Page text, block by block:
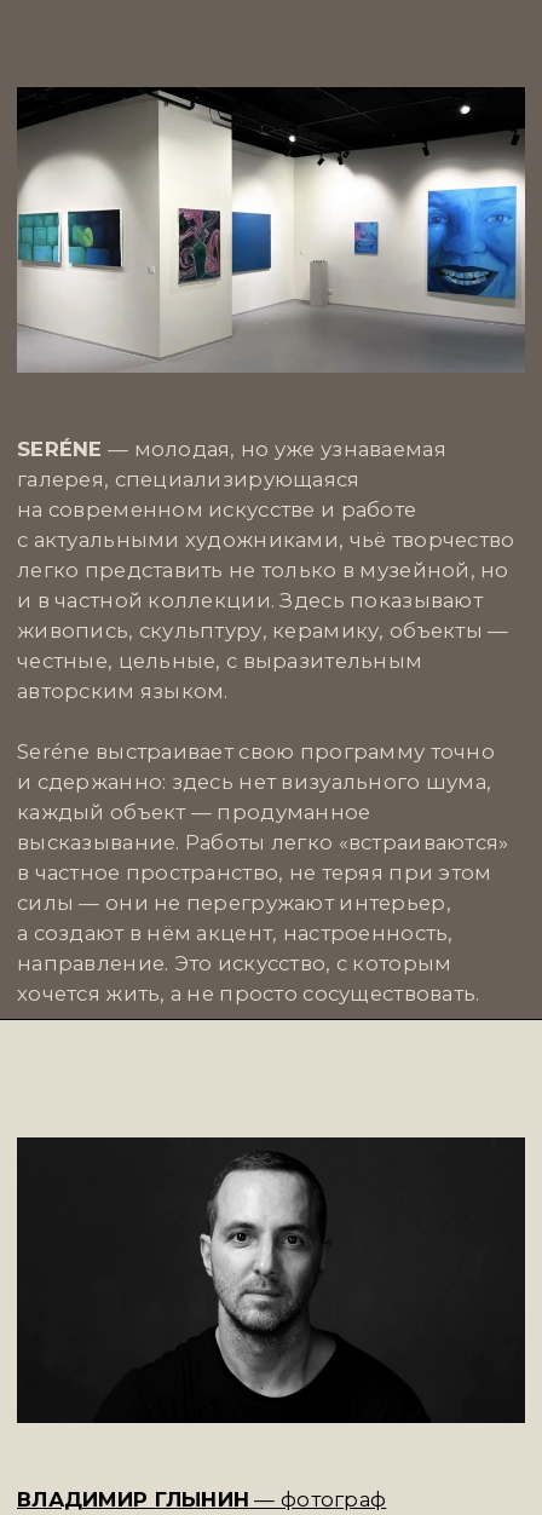
создаёт не просто
интерьеры — они формируют атмосферу,
в которой хочется жить, работать
глубокое понимание личности клиента
и искренняя забота о деталях: от света и цвета
до текстур и пропорций.
В их работах чувствуется сочетание тонкой
эстетики и практичности — здесь нет
и настроению. Suite Home Interiors смело
интерьеры с характером и душой. Это бюро,
которое рекомендуем тем, кто ценит глубину
и искренность в дизайне, и хочет, чтобы дом
стал не просто пространством, а настоящим
произведением искусства.